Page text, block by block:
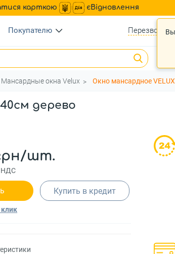
карткою єВідновлення
Покупателю
Мансардные окна Velux Окно мансардное
дерево
шт.
НДС
клик
Купить в кредит